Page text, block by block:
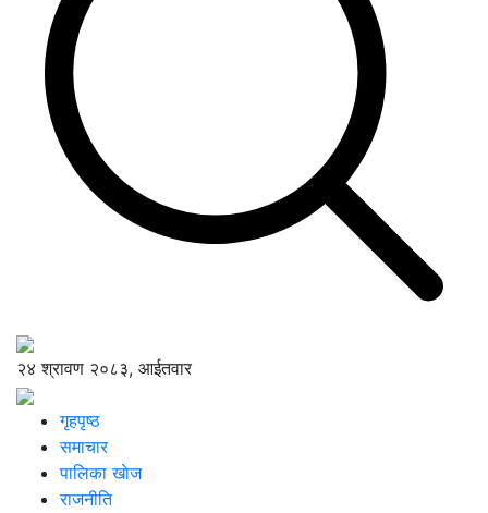
२४ श्रावण २०८३, आईतवार
गृहपृष्ठ
समाचार
पालिका खाेज
राजनीति